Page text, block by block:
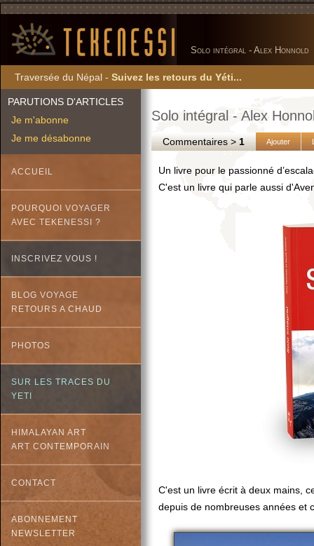
Solo intégral - Alex Honnold
Traversée du Népal - Suivez les retours du Yéti...
PARUTIONS D'ARTICLES
Je m'abonne
Je me désabonne
ACCUEIL
POURQUOI VOYAGER
AVEC TEKENESSI ?
INSCRIVEZ VOUS !
BLOG VOYAGE
RETOURS A CHAUD
PHOTOS
SUR LES TRACES DU
YETI
HIMALAYAN ART
ART CONTEMPORAIN
CONTACT
ABONNEMENT
NEWSLETTER
Solo intégral - Alex
Commentaires >1 Ajouter
Un livre pour le passionné
C'est un livre qui parle aussi
C'est un livre écrit à deux mains,
depuis de nombreuses années et